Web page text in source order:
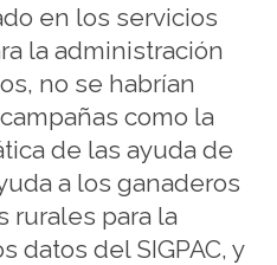
en los servicios
la administración
no se habrían
como la
de las ayuda de
a los ganaderos
rurales para la
datos del SIGPAC, y